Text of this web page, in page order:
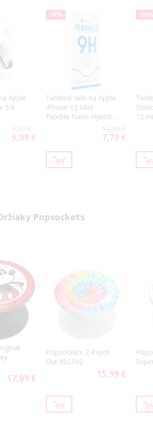
Apple
5.4
9,99 €
Special
5,99 €
-40%
Tvrdené sklo na Apple
iPhone 12 Mini
Flexible Nano Hybrid
12,99 €
Special
7,79 €
-50%
12
Popsockets
17,99 €
Popsockets 2 Psych
Out 802592
15,99 €